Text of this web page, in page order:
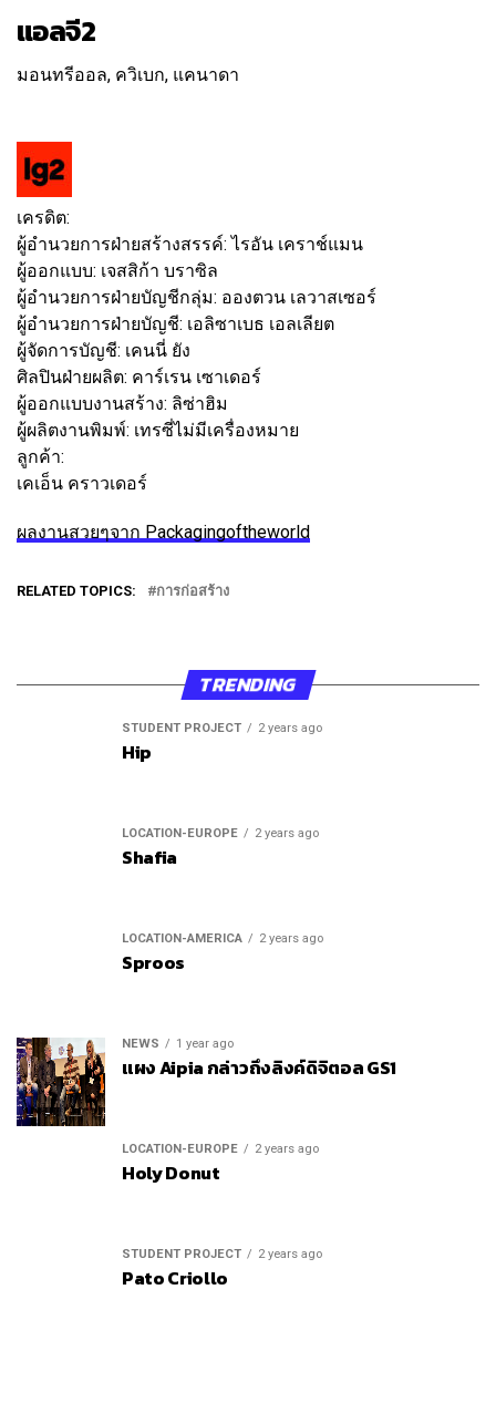
แอลจี2
มอนทรีออล, ควิเบก, แคนาดา
เครดิต:
ผู้อำนวยการฝ่ายสร้างสรรค์:ไรอัน เคราช์แมน
ผู้ออกแบบ: เจสสิก้า บราซิล
ผู้อำนวยการฝ่ายบัญชีกลุ่ม: อองตวน เลวาสเซอร์
ผู้อำนวยการฝ่ายบัญชี: เอลิซาเบธ เอลเลียต
ผู้จัดการบัญชี: เคนนี่ ยัง
ศิลปินฝ่ายผลิต: คาร์เรน เซาเดอร์
ผู้ออกแบบงานสร้าง: ลิซ่าฮิม
ผู้ผลิตงานพิมพ์: เทรซี่ไม่มีเครื่องหมาย
ลูกค้า:
เคเอ็น คราวเดอร์
ผลงานสวยๆจาก Packagingoftheworld
RELATED TOPICS: การก่อสร้าง
TRENDING
STUDENT PROJECT 2 years ago
Hip
LOCATION-EUROPE 2 years ago
Shafia
LOCATION-AMERICA 2 years ago
Sproos
NEWS 1 year ago
แผง Aipia กล่าวถึงลิงค์ดิจิตอล GS1
LOCATION-EUROPE 2 years ago
Holy Donut
STUDENT PROJECT 2 years ago
Pato Criollo